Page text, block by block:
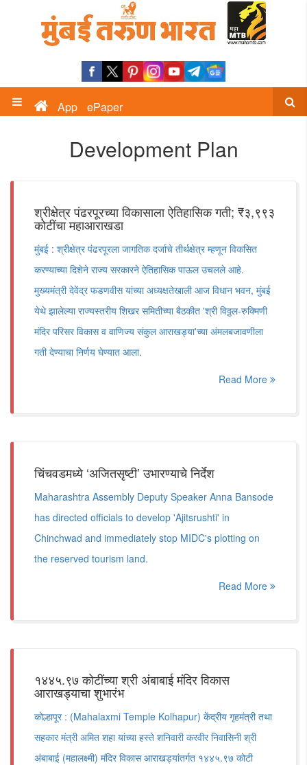
App ePaper
Development Plan
श्रीक्षेत्र पंढरपूरच्या विकासाला ऐतिहासिक गती; ₹३,९९३
कोटींचा महाआराखडा
मुंबई : श्रीक्षेत्र पंढरपूरला जागतिक दर्जाचे तीर्थक्षेत्र म्हणून विकसित
करण्याच्या दिशेने राज्य सरकारने ऐतिहासिक पाऊल उचलले आहे.
मुख्यमंत्री देवेंद्र फडणवीस यांच्या अध्यक्षतेखाली आज विधान भवन, मुंबई
येथे झालेल्या राज्यस्तरीय शिखर समितीच्या बैठकीत 'श्री विठ्ठल-रुक्मिणी
मंदिर परिसर विकास व वाणिज्य संकुल आराखड्या'च्या अंमलबजावणीला
गती देण्याचा निर्णय घेण्यात आला.
Read More
चिंचवडमध्ये ‘अजितसृष्टी’ उभारण्याचे निर्देश
Maharashtra Assembly Deputy Speaker Anna Bansode
has directed officials to develop 'Ajitsrushti' in
Chinchwad and immediately stop MIDC's plotting on
the reserved tourism land.
Read More
१४४५.९७ कोटींच्या श्री अंबाबाई मंदिर विकास
आराखड्याचा शुभारंभ
कोल्हापूर : (Mahalaxmi Temple Kolhapur) केंद्रीय गृहमंत्री तथा
सहकार मंत्री अमित शहा यांच्या हस्ते शनिवारी करवीर निवासिनी श्री
अंबाबाई (महालक्ष्मी) मंदिर विकास आराखड्यांतर्गत १४४५.९७ कोटी